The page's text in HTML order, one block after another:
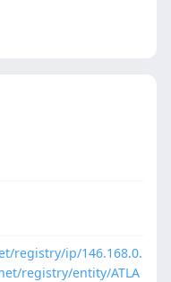
registry/ip/146.168.0.
registry/entity/ATLA